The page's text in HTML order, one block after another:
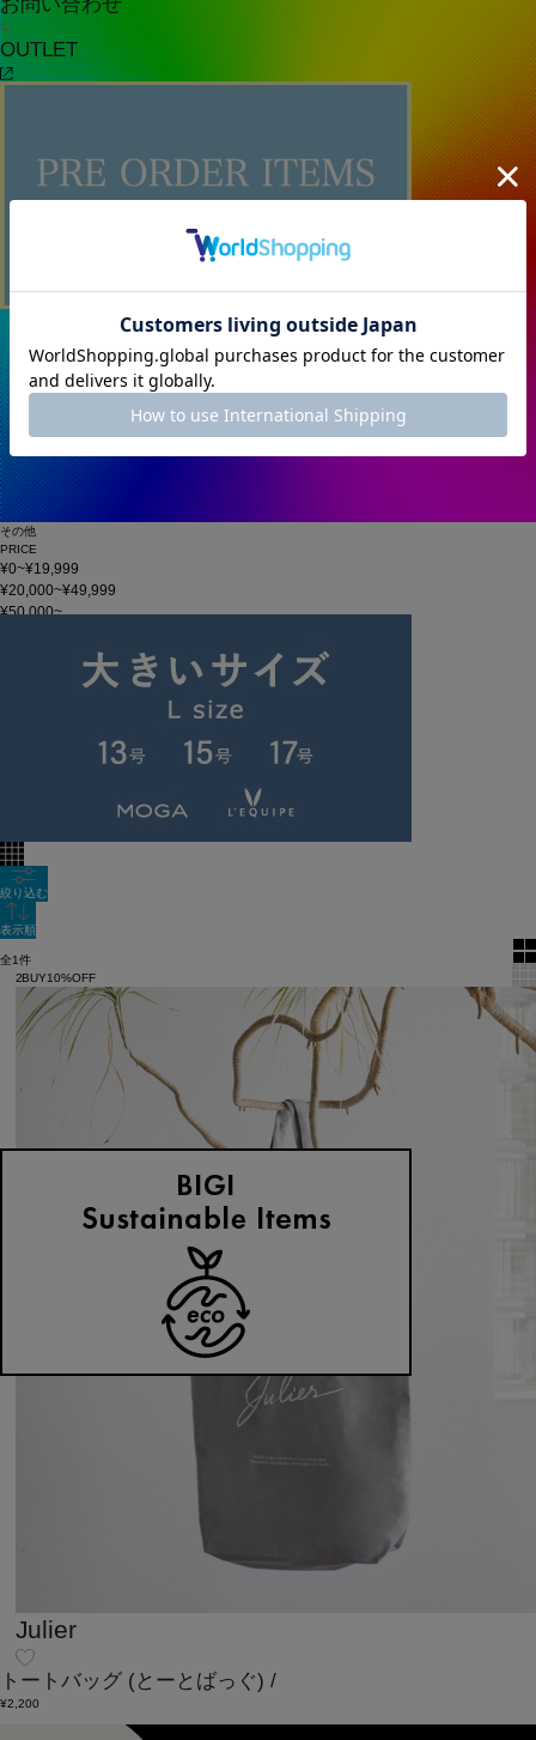
OUTLET
その他
PRICE
¥0~¥19,999
¥20,000~¥49,999
¥50,000~
在庫なしを含む
この条件で検索
2023 AUGUST
絞り込む
表示順
全1件
2BUY10%OFF
Julier
トートバッグ (とーとばっぐ) /
¥2,200